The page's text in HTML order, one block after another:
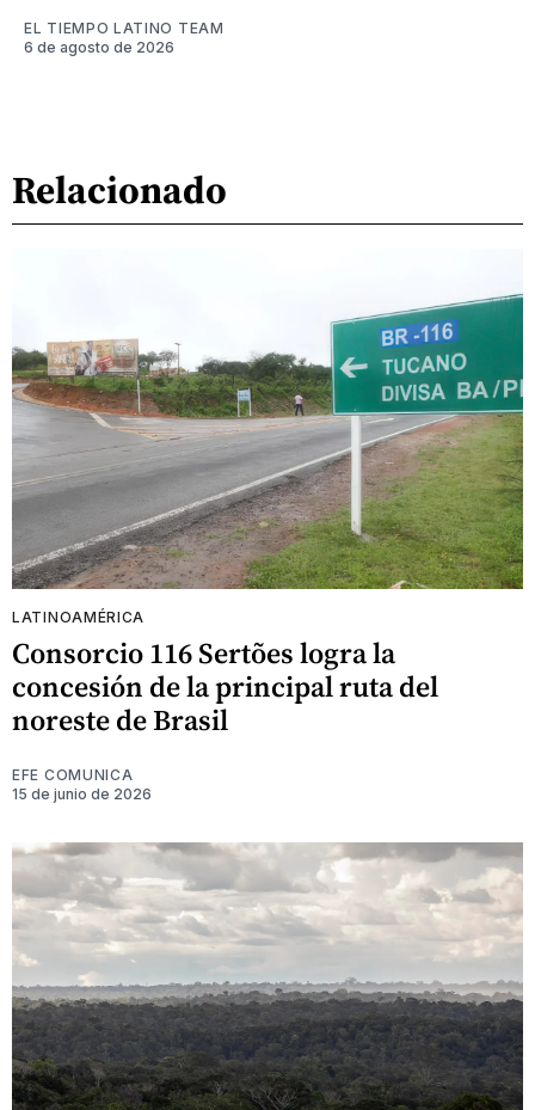
EL TIEMPO LATINO TEAM
6 de agosto de 2026
Relacionado
LATINOAMÉRICA
Consorcio 116 Sertões logra la
concesión de la principal ruta del
noreste de Brasil
EFE COMUNICA
15 de junio de 2026